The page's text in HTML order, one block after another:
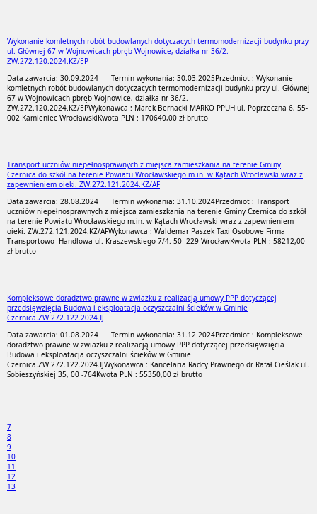
Wykonanie komletnych robót budowlanych dotyczacych termomodernizacji budynku przy
ul. Głównej 67 w Wojnowicach pbręb Wojnowice, działka nr 36/2.
ZW.272.120.2024.KZ/EP
Data zawarcia: 30.09.2024 Termin wykonania: 30.03.2025Przedmiot : Wykonanie
komletnych robót budowlanych dotyczacych termomodernizacji budynku przy ul. Głównej
67 w Wojnowicach pbręb Wojnowice, działka nr 36/2.
ZW.272.120.2024.KZ/EPWykonawca : Marek Bernacki MARKO PPUH ul. Poprzeczna 6, 55-
002 Kamieniec WrocławskiKwota PLN : 170640,00 zł brutto
Transport uczniów niepełnosprawnych z miejsca zamieszkania na terenie Gminy
Czernica do szkół na terenie Powiatu Wrocławskiego m.in. w Kątach Wrocławski wraz z
zapewnieniem oieki. ZW.272.121.2024.KZ/AF
Data zawarcia: 28.08.2024 Termin wykonania: 31.10.2024Przedmiot : Transport
uczniów niepełnosprawnych z miejsca zamieszkania na terenie Gminy Czernica do szkół
na terenie Powiatu Wrocławskiego m.in. w Kątach Wrocławski wraz z zapewnieniem
oieki. ZW.272.121.2024.KZ/AFWykonawca : Waldemar Paszek Taxi Osobowe Firma
Transportowo- Handlowa ul. Kraszewskiego 7/4. 50- 229 WrocławKwota PLN : 58212,00
zł brutto
Kompleksowe doradztwo prawne w zwiazku z realizacją umowy PPP dotyczącej
przedsięwzięcia Budowa i eksploatacja oczyszczalni ścieków w Gminie
Czernica.ZW.272.122.2024.IJ
Data zawarcia: 01.08.2024 Termin wykonania: 31.12.2024Przedmiot : Kompleksowe
doradztwo prawne w zwiazku z realizacją umowy PPP dotyczącej przedsięwzięcia
Budowa i eksploatacja oczyszczalni ścieków w Gminie
Czernica.ZW.272.122.2024.IJWykonawca : Kancelaria Radcy Prawnego dr Rafał Cieślak ul.
Sobieszyńskiej 35, 00 -764Kwota PLN : 55350,00 zł brutto
7
8
9
10
11
12
13